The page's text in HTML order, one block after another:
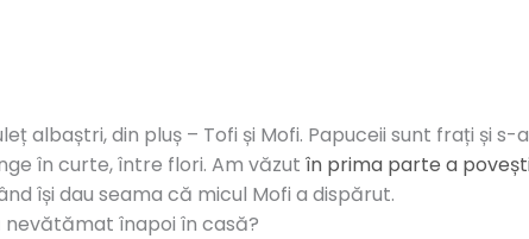
albaștri, din pluș – Tofi și Mofi. Papuceii sunt frați și
în curte, între flori. Am văzut în prima parte a
își dau seama că micul Mofi a dispărut.
nevătămat înapoi în casă?